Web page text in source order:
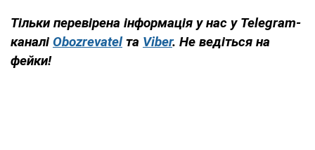
Тільки перевірена інформація у нас у Telegram-
каналі Obozrevatelта Viber. Не ведіться на
фейки!